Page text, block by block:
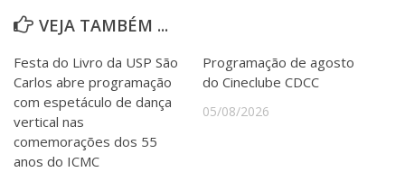
VEJA TAMBÉM ...
Festa do Livro da USP São
Carlos abre programação
com espetáculo de dança
vertical nas
comemorações dos 55
anos do ICMC
Programação de agosto
do Cineclube CDCC
05/08/2026